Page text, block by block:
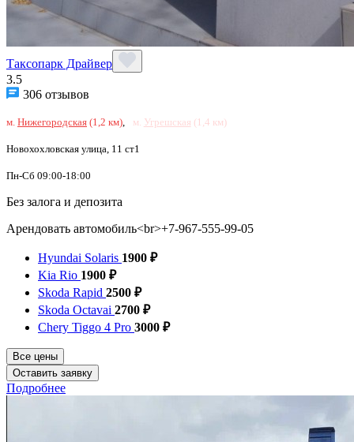
Таксопарк Драйвер
3.5
306 отзывов
м. Нижегородская (1,2 км) м. Угрешская (1,4 км)
Новохохловская улица, 11 ст1
Пн-Сб 09:00-18:00
Без залога и депозита
Арендовать автомобиль<br>+7-967-555-99-05
Hyundai Solaris 1900 ₽
Kia Rio 1900 ₽
Skoda Rapid 2500 ₽
Skoda Octavai 2700 ₽
Chery Tiggo 4 Pro 3000 ₽
Все цены
Оставить заявку
Подробнее